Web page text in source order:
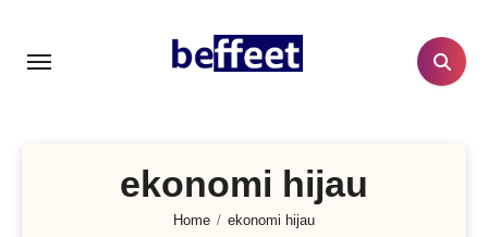
konten
ekonomi hijau
Home ekonomi hijau